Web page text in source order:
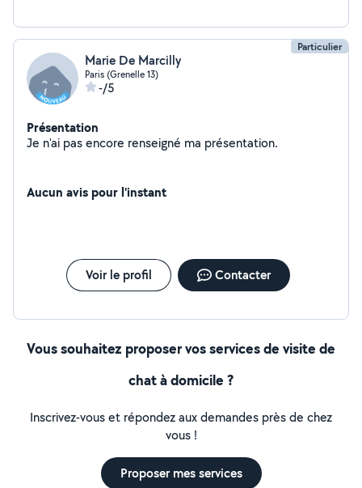
Particulier
Marie De Marcilly
Paris (Grenelle 13)
-/5
Présentation
Je n'ai pas encore renseigné ma présentation.
Aucun avis pour l'instant
Voir le profil Contacter
Vous souhaitez proposer vos services de visite de
chat à domicile ?
Inscrivez-vous et répondez aux demandes près de chez
vous !
Proposer mes services